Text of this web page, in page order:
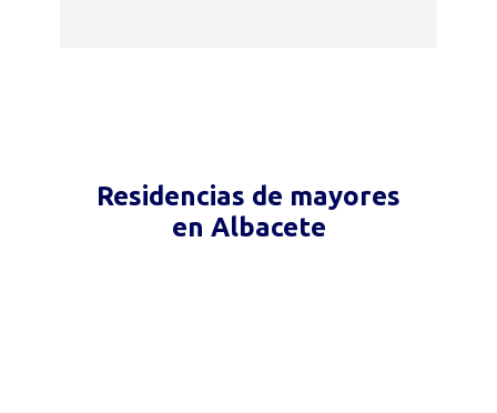
Residencias de mayores
en Albacete